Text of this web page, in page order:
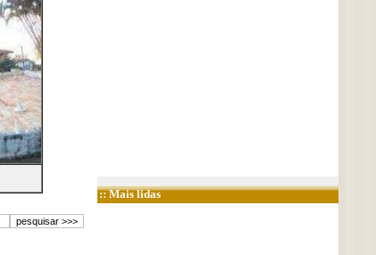
:: Mais lidas